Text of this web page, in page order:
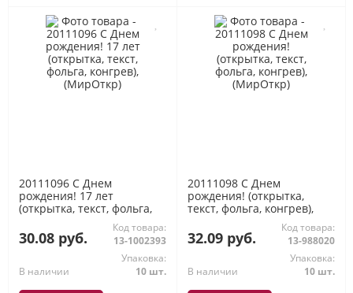
20111096 С Днем
рождения! 17 лет
(открытка, текст, фольга,
конгрев), (МирОткр)
30.08 руб.
Код товара:
13-1002393
В наличии
Упаковка:
10 шт.
20111098 С Днем
рождения! (открытка,
текст, фольга, конгрев),
32.09 руб.
Код товара:
13-988020
В наличии
Упаковка:
10 шт.